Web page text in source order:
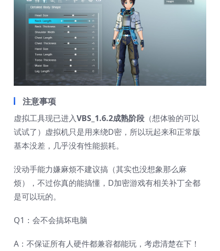
注意事项
虚拟工具现已进入VBS_1.6.2成熟阶段 （想体验的可以
试试了）虚拟机只是用来绕D密，所以玩起来和正常版
基本没差，几乎没有性能损耗。
没动手能力嫌麻烦不建议搞（其实也没想象那么麻
烦），不过你真的能搞懂，D加密游戏有相关补丁全都
是可以玩的。
Q1：会不会搞坏电脑
A：不保证所有人硬件都兼容都能玩，考虑清楚在下！